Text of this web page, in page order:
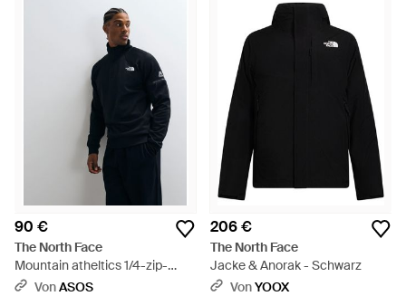
90 €
The North Face
Mountain atheltics 1/4-zip-
fleece - Blau
VonASOS
206 €
The North Face
Jacke & Anorak - Schwarz
VonYOOX